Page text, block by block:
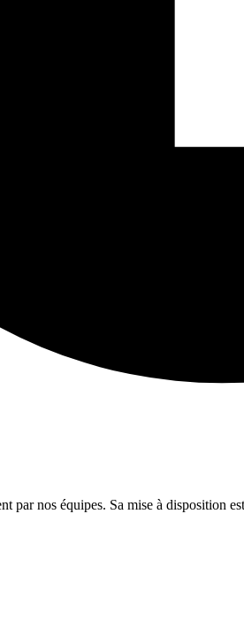
par nos équipes. Sa mise à disposition